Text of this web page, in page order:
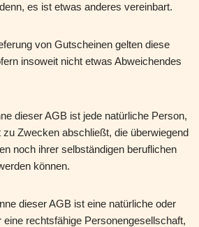
es ist etwas anderes vereinbart.
von Gutscheinen gelten diese
insoweit nicht etwas Abweichendes
dieser AGB ist jede natürliche Person,
Zwecken abschließt, die überwiegend
noch ihrer selbständigen beruflichen
können.
dieser AGB ist eine natürliche oder
rechtsfähige Personengesellschaft,